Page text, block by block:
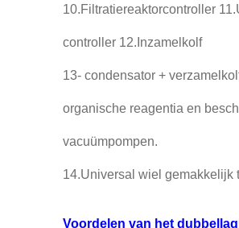
10.Filtratiereaktorcontroller
controller 12.Inzamelkolf
13- condensator +
organische reagentia en
vacuümpompen.
14.Universal wiel gemakkelijk
Voordelen van het